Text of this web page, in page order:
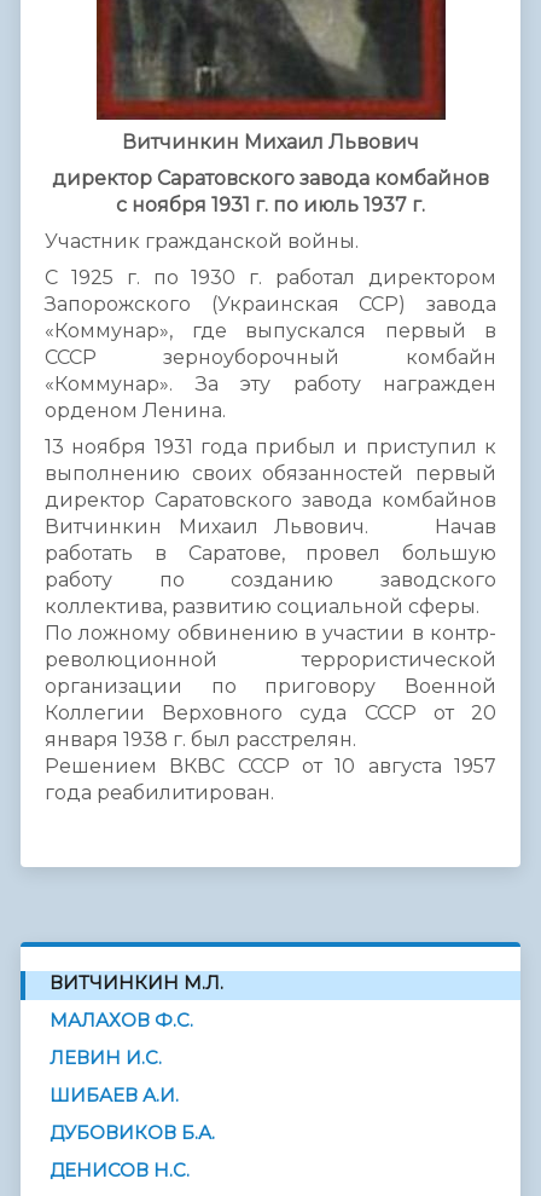
Витчинкин Михаил Львович
директор Саратовского завода комбайнов
с ноября 1931 г. по июль 1937 г.
Участник гражданской войны.
С 1925 г. по 1930 г. работал директором
Запорожского (Украинская ССР) завода
«Коммунар», где выпускался первый в
СССР зерноуборочный комбайн
«Коммунар». За эту работу награжден
орденом Ленина.
13 ноября 1931 года прибыл и приступил к
выполнению своих обязанностей первый
директор Саратовского завода комбайнов
Витчинкин Михаил Львович. Начав
работать в Саратове, провел большую
работу по созданию заводского
коллектива, развитию социальной сферы.
По ложному обвинению в участии в контр-
революционной террористической
организации по приговору Военной
Коллегии Верховного суда СССР от 20
января 1938 г. был расстрелян.
Решением ВКВС СССР от 10 августа 1957
года реабилитирован.
ВИТЧИНКИН М.Л.
МАЛАХОВ Ф.С.
ЛЕВИН И.С.
ШИБАЕВ А.И.
ДУБОВИКОВ Б.А.
ДЕНИСОВ Н.С.